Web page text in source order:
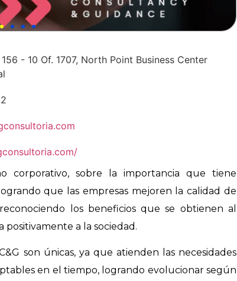
- 10 Of. 1707, North Point Business Center
corporativo, sobre la importancia que tiene
que las empresas mejoren la calidad de
los beneficios que se obtienen al
a la sociedad.
son únicas, ya que atienden las necesidades
en el tiempo, logrando evolucionar según